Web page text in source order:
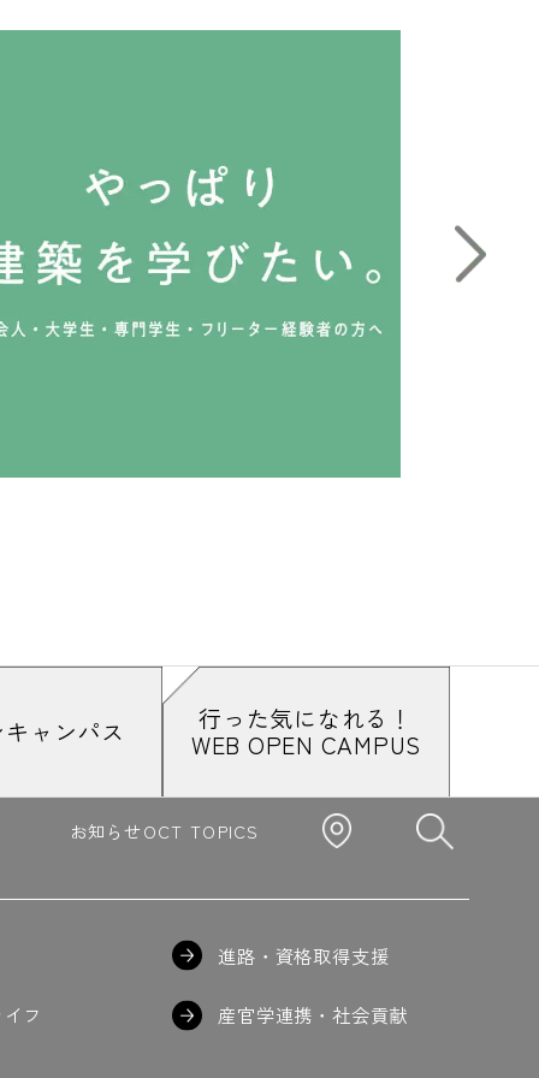
ャンパス 行った気になれる！
WEB OPEN CAMPUS
お知らせOCT TOPICS
進路・資格取得支援
フ 産官学連携・社会貢献